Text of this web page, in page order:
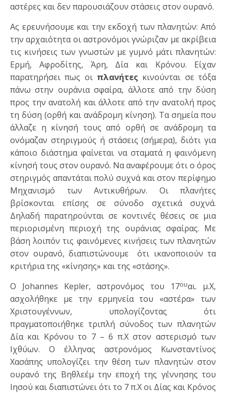
αστέρες και δεν παρουσιάζουν στάσεις στον ουρανό.
Ας ερευνήσουμε και την εκδοχή των πλανητών: Από
την αρχαιότητα οι αστρονόμοι γνώριζαν με ακρίβεια
τις κινήσεις των γνωστών με γυμνό μάτι πλανητών:
Ερμή, Αφροδίτης, Άρη, Δία και Κρόνου. Είχαν
παρατηρήσει πως οι πλανήτες κινούνται σε τόξα
πάνω στην ουράνια σφαίρα, άλλοτε από την δύση
προς την ανατολή και άλλοτε από την ανατολή προς
τη δύση (ορθή και ανάδρομη κίνηση). Τα σημεία που
άλλαζε η κίνησή τους από ορθή σε ανάδρομη τα
ονόμαζαν στηριγμούς ή στάσεις (σήμερα), διότι για
κάποιο διάστημα φαίνεται να σταματά η φαινόμενη
κίνησή τους στον ουρανό. Να αναφέρουμε ότι ο όρος
στηριγμός απαντάται πολύ συχνά και στον περίφημο
Μηχανισμό των Αντικυθήρων. Οι πλανήτες
βρίσκονται επίσης σε σύνοδο σχετικά συχνά.
Δηλαδή παρατηρούνται σε κοντινές θέσεις σε μια
περιορισμένη περιοχή της ουράνιας σφαίρας. Με
βάση λοιπόν τις φαινόμενες κινήσεις των πλανητών
στον ουρανό, διαπιστώνουμε ότι ικανοποιούν τα
κριτήρια της «κίνησης» και της «στάσης».
Ο Johannes Kepler, αστρονόμος του 17ουαι. μ.Χ,
ασχολήθηκε με την ερμηνεία του «αστέρα» των
Χριστουγέννων, υπολογίζοντας ότι
πραγματοποιήθηκε τριπλή σύνοδος των πλανητών
Δία και Κρόνου το 7 – 6 π.Χ στον αστερισμό των
Ιχθύων. Ο έλληνας αστρονόμος Κωνσταντίνος
Χασάπης υπολογίζει την θέση των πλανητών στον
ουρανό της Βηθλεέμ την εποχή της γέννησης του
Ιησού και διαπιστώνει ότι το 7 π.Χ οι Δίας και Κρόνος